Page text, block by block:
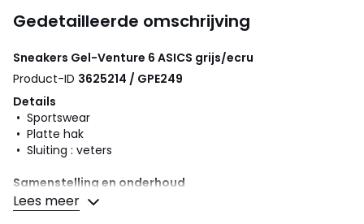
Gedetailleerde omschrijving
Sneakers Gel-Venture 6 ASICS grijs/ecru
Product-ID 3625214 / GPE249
Details
• Sportswear
• Platte hak
• Sluiting : veters
Samenstelling en onderhoud
• Bovenzijde/Schacht : 100% polyurethaan
• Voering : 100% polyester
Lees meer